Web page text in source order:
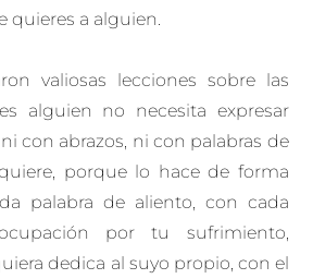
a alguien.
valiosas lecciones sobre las
alguien no necesita expresar
con abrazos, ni con palabras de
porque lo hace de forma
palabra de aliento, con cada
por tu sufrimiento,
dedica al suyo propio, con el